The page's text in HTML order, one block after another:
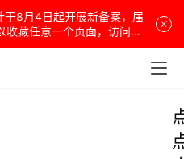
于8月4日起开展新备案，届
收藏任意一个页面，访问网